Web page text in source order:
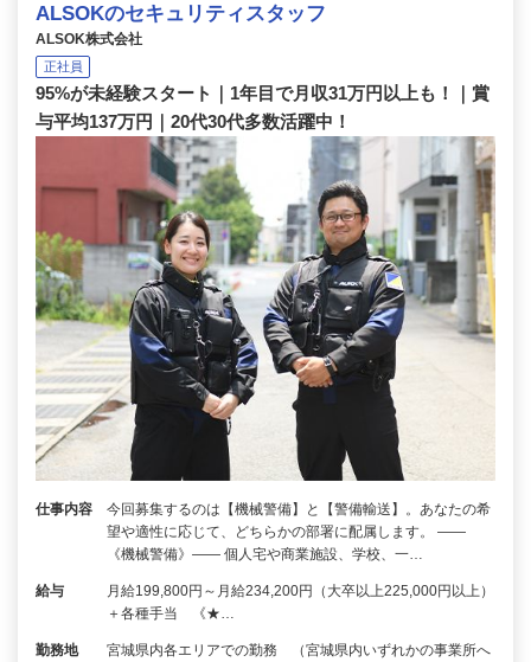
ALSOKのセキュリティスタッフ
ALSOK株式会社
正社員
95%が未経験スタート｜1年目で月収31万円以上も！｜賞
与平均137万円｜20代30代多数活躍中！
仕事内容
今回募集するのは【機械警備】と【警備輸送】。あなたの希
望や適性に応じて、どちらかの部署に配属します。 ――
《機械警備》―― 個人宅や商業施設、学校、一…
給与
月給199,800円～月給234,200円（大卒以上225,000円以上）
＋各種手当 《★…
勤務地
宮城県内各エリアでの勤務 （宮城県内いずれかの事業所へ